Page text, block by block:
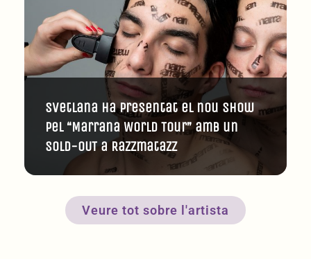
Svetlana ha presentat el nou show
pel “Marrana World Tour” amb un
SOLD-OUT a Razzmatazz
Veure tot sobre l'artista